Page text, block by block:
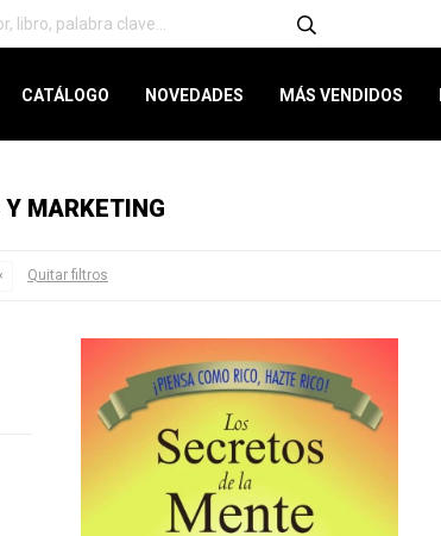
CATÁLOGO NOVEDADES MÁS VENDIDOS
Y MARKETING
Quitar filtros